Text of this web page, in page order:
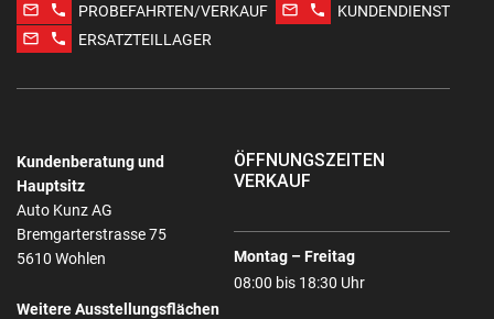
mail_outline phone PROBEFAHRTEN/VERKAUF mail_outline phone
KUNDENDIENST
mail_outline
phone ERSATZTEILLAGER
Kundenberatung und
Hauptsitz
Auto Kunz AG
Bremgarterstrasse 75
5610 Wohlen
Weitere Ausstellungsflächen
ÖFFNUNGSZEITEN
VERKAUF
Montag – Freitag
08:00 bis 18:30 Uhr